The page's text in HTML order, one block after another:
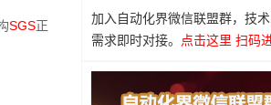
SGS正
加入自动化界微信联盟群，技
需求即时对接。
点击这里 扫码